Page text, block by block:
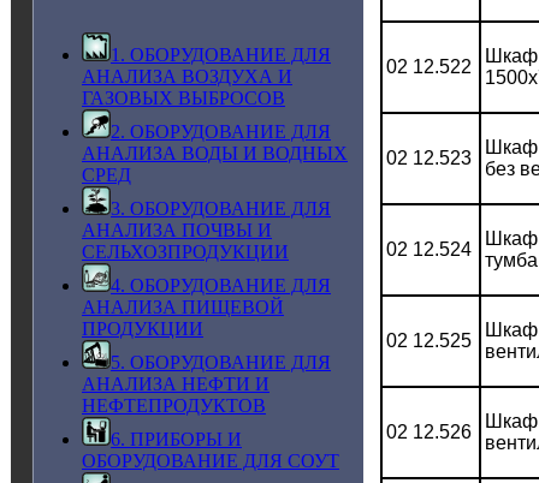
1. ОБОРУДОВАНИЕ ДЛЯ
АНАЛИЗА ВОЗДУХА И
ГАЗОВЫХ ВЫБРОСОВ
2. ОБОРУДОВАНИЕ ДЛЯ
АНАЛИЗА ВОДЫ И ВОДНЫХ
СРЕД
3. ОБОРУДОВАНИЕ ДЛЯ
АНАЛИЗА ПОЧВЫ И
СЕЛЬХОЗПРОДУКЦИИ
4. ОБОРУДОВАНИЕ ДЛЯ
АНАЛИЗА ПИЩЕВОЙ
ПРОДУКЦИИ
5. ОБОРУДОВАНИЕ ДЛЯ
АНАЛИЗА НЕФТИ И
НЕФТЕПРОДУКТОВ
6. ПРИБОРЫ И
ОБОРУДОВАНИЕ ДЛЯ СОУТ
02 12.522
Шкаф
02 12.523
Шкаф
без
02 12.524
Шкаф
02 12.525
Шкаф
02 12.526
Шкаф